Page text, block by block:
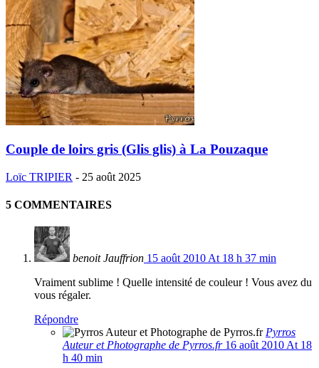
Couple de loirs gris (Glis glis) à La Pouzaque
Loïc TRIPIER - 25 août 2025
5 COMMENTAIRES
benoit Jauffrion 15 août 2010 At 18 h 37 min
Vraiment sublime ! Quelle intensité de couleur ! Vous avez du
vous régaler.
Répondre
Pyrros
Auteur et Photographe de Pyrros.fr 16 août 2010 At 18
h 40 min